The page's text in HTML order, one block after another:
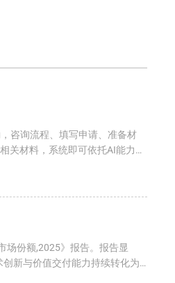
咨询流程、填写申请、准备材
关材料，系统即可依托AI能力辅
场份额,2025》报告。报告显
新与价值交付能力持续转化为